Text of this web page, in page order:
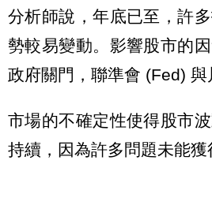
分析師說，年底已至，許
勢較易變動。影響股市的
政府關門，聯準會 (Fed) 與
市場的不確定性使得股市
持續，因為許多問題未能獲